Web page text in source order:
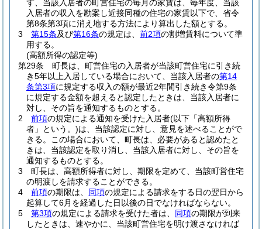
ず、当該入居者の町営住宅の毎月の家賃は、毎年度、当該
入居者の収入を勘案し近接同種の住宅の家賃以下で、省令
第8条第3項に消え地する方法により算出した額とする。
3
第15条及び第16条の規定は、 前2項の割増賃料について準
用する。
(高額所得の認定等)
第29条
町長は、町営住宅の入居者が当該町営住宅に引き続
き5年以上入居している場合において、当該入居者の第14
条第3項に規定する収入の額が最近2年間引き続き令第9条
に規定する金額を超えると認定したときは、当該入居者に
対し、その旨を通知するものとする。
2
前項の規定による通知を受けた入居者(以下「高額所得
者」という。)は、当該認定に対し、意見を述べることがで
きる。
この場合において、町長は、必要があると認めたと
きは、当該認定を取り消し、当該入居者に対し、その旨を
通知するものとする。
3
町長は、高額所得者に対し、期限を定めて、当該町営住宅
の明渡しを請求することができる。
4
前項の期限は、 同項の規定による請求をする日の翌日から
起算して6月を経過した日以後の日でなければならない。
5
第3項の規定による請求を受けた者は、 同項の期限が到来
したときは、速やかに、当該町営住宅を明け渡さなければ